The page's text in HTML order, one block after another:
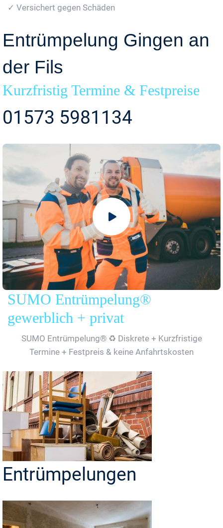
✓ Versichert gegen Schäden
Entrümpelung Gingen an
der Fils
Kurzfristig Termine & Festpreise
01573 5981134
SUMO Entrümpelung®
gewerblich + privat
SUMO Entrümpelung® ♻️ Diskrete + Kurzfristige
Termine + Festpreis & keine Anfahrtskosten
Entrümpelungen